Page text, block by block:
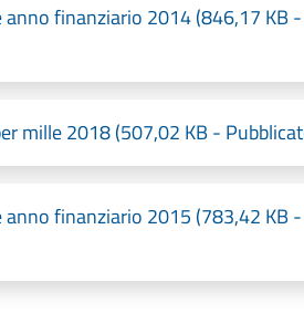
finanziario 2014 (846,17 KB
mille 2018 (507,02 KB -
finanziario 2015 (783,42 KB